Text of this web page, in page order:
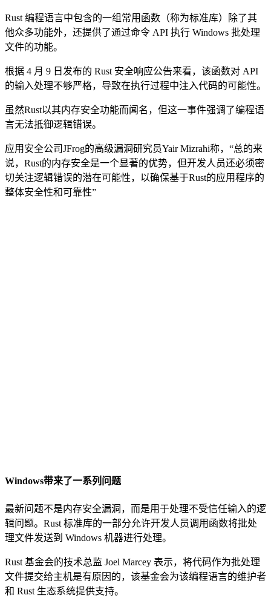
Rust 编程语言中包含的一组常用函数（称为标准库）除了其
他众多功能外，还提供了通过命令 API 执行 Windows 批处理
文件的功能。
根据 4 月 9 日发布的 Rust 安全响应公告来看，该函数对 API
的输入处理不够严格，导致在执行过程中注入代码的可能性。
虽然Rust以其内存安全功能而闻名，但这一事件强调了编程语
言无法抵御逻辑错误。
应用安全公司JFrog的高级漏洞研究员Yair Mizrahi称，“总的来
说，Rust的内存安全是一个显著的优势，但开发人员还必须密
切关注逻辑错误的潜在可能性，以确保基于Rust的应用程序的
整体安全性和可靠性”
Windows带来了一系列问题
最新问题不是内存安全漏洞，而是用于处理不受信任输入的逻
辑问题。Rust 标准库的一部分允许开发人员调用函数将批处
理文件发送到 Windows 机器进行处理。
Rust 基金会的技术总监 Joel Marcey 表示，将代码作为批处理
文件提交给主机是有原因的，该基金会为该编程语言的维护者
和 Rust 生态系统提供支持。